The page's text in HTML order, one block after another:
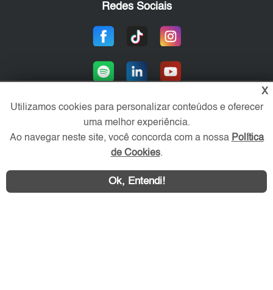
WhatsApp Contatar
Redes Sociais
Área exclusiva aos anunciantes,
acesse sua conta:
X
Utilizamos cookies para personalizar conteúdos e oferecer
uma melhor experiência.
Ao navegar neste site, você concorda com a nossa Política
de Cookies.
Ok, Entendi!